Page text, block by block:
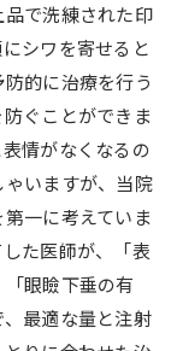
で洗練された印
シワを寄せると
的に治療を行う
ぐことができま
情がなくなるの
いますが、当院
一に考えていま
た医師が、「表
眼瞼下垂の有
最適な量と注射